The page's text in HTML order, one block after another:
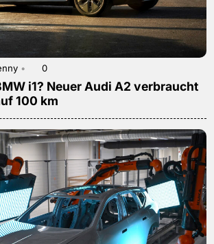
• 0
i1? Neuer Audi A2 verbraucht
100 km